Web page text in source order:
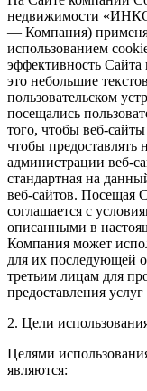
недвижимости
— Компания)
использованием
эффективность
это небольшие
пользовательском
посещались
того, чтобы веб-
чтобы
администрации веб-
стандартная на
веб-сайтов. Посещая
соглашается с
описанными в
Компания может
для их последующей
третьим лицам для
предоставления
2. Цели
Целями
являются: